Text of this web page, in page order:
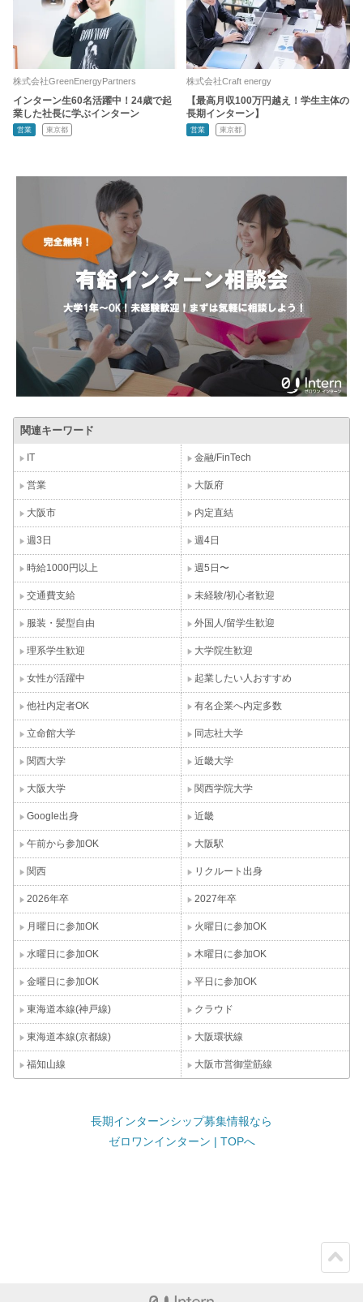
株式会社GreenEnergyPartners
インターン生60名活躍中！24歳で起
業した社長に学ぶインターン
営業 東京都
株式会社Craft energy
【最高月収100万円越え！学生主体の
長期インターン】
営業 東京都
関連キーワード
IT 金融/FinTech
営業 大阪府
大阪市 内定直結
週3日 週4日
時給1000円以上 週5日〜
交通費支給 未経験/初心者歓迎
服装・髪型自由 外国人/留学生歓迎
理系学生歓迎 大学院生歓迎
女性が活躍中 起業したい人おすすめ
他社内定者OK 有名企業へ内定多数
立命館大学 同志社大学
関西大学 近畿大学
大阪大学 関西学院大学
Google出身 近畿
午前から参加OK 大阪駅
関西 リクルート出身
2026年卒 2027年卒
月曜日に参加OK 火曜日に参加OK
水曜日に参加OK 木曜日に参加OK
金曜日に参加OK 平日に参加OK
東海道本線(神戸線) クラウド
東海道本線(京都線) 大阪環状線
福知山線 大阪市営御堂筋線
長期インターンシップ募集情報なら
ゼロワンインターン | TOPへ